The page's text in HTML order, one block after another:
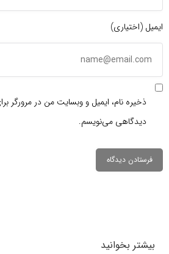
ایمیل (اختیاری)
ذخیره نام، ایمیل و وبسایت من در مرورگر
دیدگاهی می‌نویسم.
بیشتر بخوانید